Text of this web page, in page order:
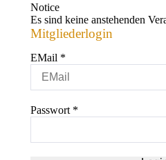
Notice
Es sind keine anstehenden
Mitgliederlogin
EMail *
Passwort *